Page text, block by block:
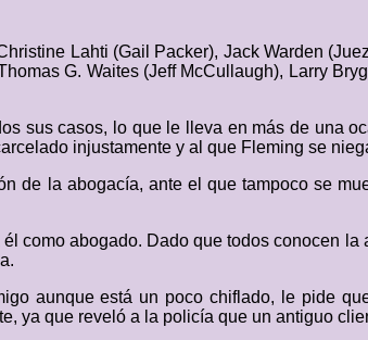
Lahti (Gail Packer), Jack Warden
G. Waites (Jeff McCullaugh), Larry
sus casos, lo que le lleva en más de una
injustamente y al que Fleming se
de la abogacía, ante el que tampoco se
como abogado. Dado que todos conocen
aunque está un poco chiflado, le pide
ya que reveló a la policía que un antiguo